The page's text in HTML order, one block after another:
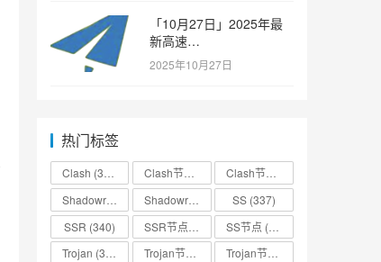
「10月27日」2025年最
新高速
SSR/v2ray/Clash/trojan
节点免费分享
2025年10月27日
热门标签
Clash (338)
(336) (333)
SS (337)
SSR (340) SS节点 (335)
Trojan (333)